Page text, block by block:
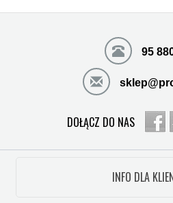
95
DOŁĄCZ DO NAS
INFO DLA